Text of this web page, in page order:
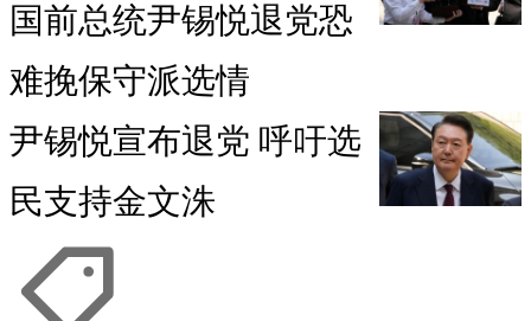
国前总统尹锡悦退党恐
难挽保守派选情
尹锡悦宣布退党 呼吁选
民支持金文洙